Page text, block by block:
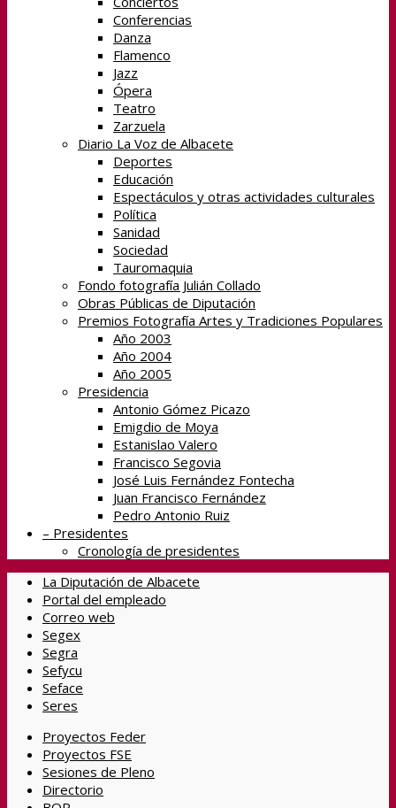
Conferencias
Danza
Flamenco
Jazz
Ópera
Teatro
Zarzuela
Diario La Voz de Albacete
Deportes
Educación
Espectáculos y otras actividades culturales
Política
Sanidad
Sociedad
Tauromaquia
Fondo fotografía Julián Collado
Obras Públicas de Diputación
Premios Fotografía Artes y Tradiciones Populares
Año 2003
Año 2004
Año 2005
Presidencia
Antonio Gómez Picazo
Emigdio de Moya
Estanislao Valero
Francisco Segovia
José Luis Fernández Fontecha
Juan Francisco Fernández
Pedro Antonio Ruiz
– Presidentes
Cronología de presidentes
La Diputación de Albacete
Portal del empleado
Correo web
Segex
Segra
Sefycu
Seface
Seres
Proyectos Feder
Proyectos FSE
Sesiones de Pleno
Directorio